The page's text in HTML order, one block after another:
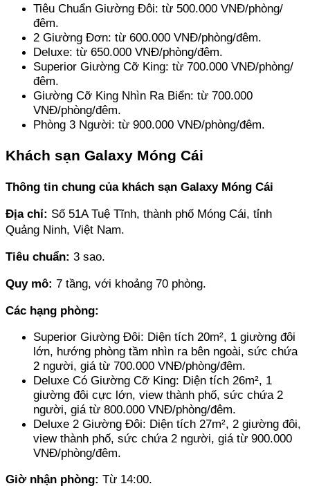
Tiêu Chuẩn Giường Đôi: từ 500.000 VNĐ/phòng/
đêm.
2 Giường Đơn: từ 600.000 VNĐ/phòng/đêm.
Deluxe: từ 650.000 VNĐ/phòng/đêm.
Superior Giường Cỡ King: từ 700.000 VNĐ/phòng/
đêm.
Giường Cỡ King Nhìn Ra Biển: từ 700.000
VNĐ/phòng/đêm.
Phòng 3 Người: từ 900.000 VNĐ/phòng/đêm.
Khách sạn Galaxy Móng Cái
Thông tin chung của khách sạn Galaxy Móng Cái
Địa chỉ: Số 51A Tuệ Tĩnh, thành phố Móng Cái, tỉnh
Quảng Ninh, Việt Nam.
Tiêu chuẩn: 3 sao.
Quy mô: 7 tầng, với khoảng 70 phòng.
Các hạng phòng:
Superior Giường Đôi: Diện tích 20m², 1 giường đôi
lớn, hướng phòng tầm nhìn ra bên ngoài, sức chứa
2 người, giá từ 700.000 VNĐ/phòng/đêm.
Deluxe Có Giường Cỡ King: Diện tích 26m², 1
giường đôi cực lớn, view thành phố, sức chứa 2
người, giá từ 800.000 VNĐ/phòng/đêm.
Deluxe 2 Giường Đôi: Diện tích 27m², 2 giường đôi,
view thành phố, sức chứa 2 người, giá từ 900.000
VNĐ/phòng/đêm.
Giờ nhận phòng: Từ 14:00.